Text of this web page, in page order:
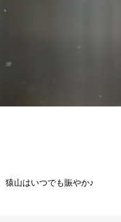
猿山はいつでも賑やか♪